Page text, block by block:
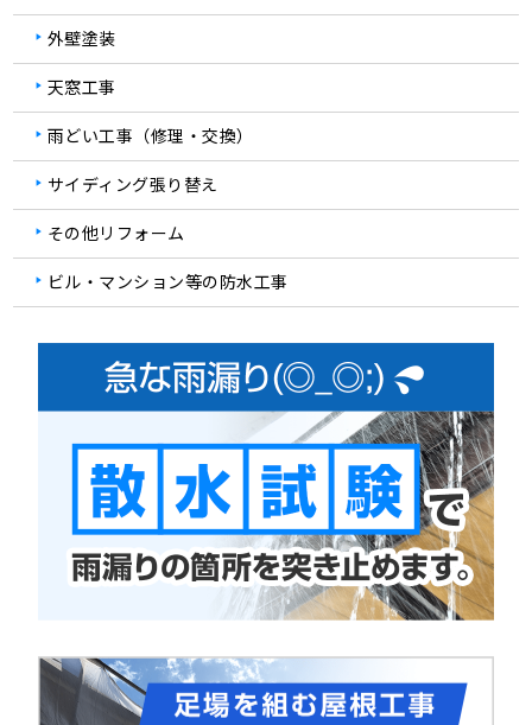
外壁塗装
天窓工事
雨どい工事（修理・交換）
サイディング張り替え
その他リフォーム
ビル・マンション等の防水工事